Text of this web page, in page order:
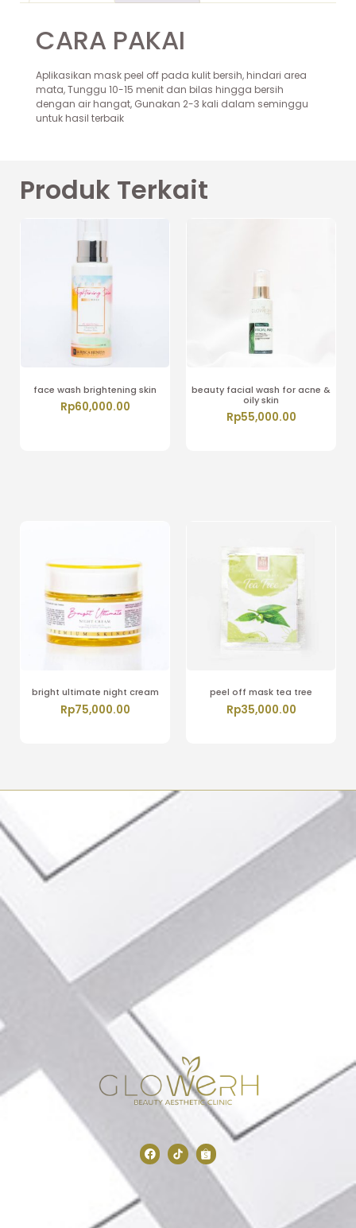
CARA PAKAI
Aplikasikan mask peel off pada kulit bersih, hindari area
mata, Tunggu 10-15 menit dan bilas hingga bersih
dengan air hangat, Gunakan 2-3 kali dalam seminggu
untuk hasil terbaik
Produk Terkait
face wash brightening skin
Rp60,000.00
beauty facial wash for acne &
oily skin
Rp55,000.00
bright ultimate night cream
Rp75,000.00
peel off mask tea tree
Rp35,000.00